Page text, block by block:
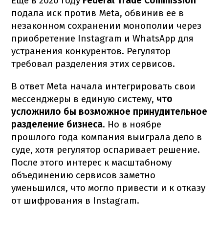
подала иск против Meta, обвинив ее в
незаконном сохранении монополии через
приобретение Instagram и WhatsApp для
устранения конкурентов. Регулятор
требовал разделения этих сервисов.
В ответ Meta начала интегрировать свои
мессенджеры в единую систему, что
усложнило бы возможное принудительное
разделение бизнеса. Но в ноябре
прошлого года компания выиграла дело в
суде, хотя регулятор оспаривает решение.
После этого интерес к масштабному
объединению сервисов заметно
уменьшился, что могло привести и к отказу
от шифрования в Instagram.